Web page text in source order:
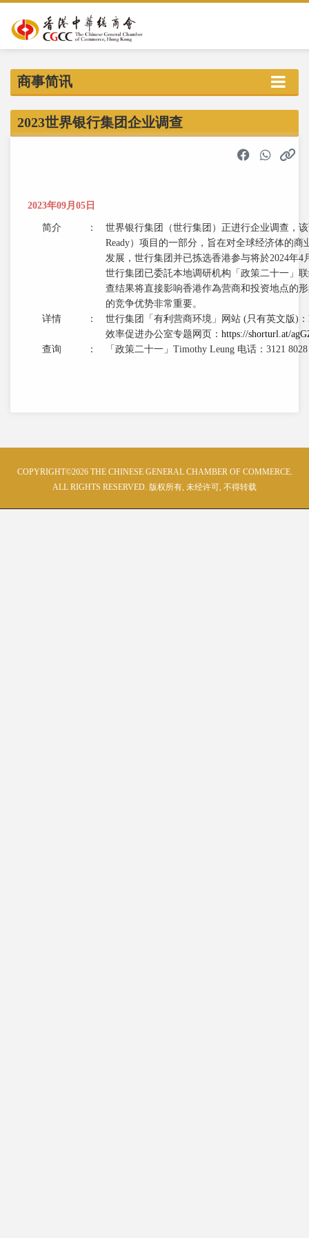
商事简讯
2023世界银行集团企业调查
2023年09月05日
简介 ：
世界银行集团（世行集团）正进行企业调查，
Ready）项目的一部分，旨在对全球经济体的
发展，世行集团并已拣选香港参与将於2024年4
世行集团已委託本地调研机构「政策二十一」
查结果将直接影响香港作為营商和投资地点的
的竞争优势非常重要。
详情
： 世行集团「有利营商环境」网站 (只有英文版)：
效率促进办公室专题网页： https://shorturl.at/
查询
： 「政策二十一」Timothy Leung 电话：3121
COPYRIGHT©2026 THE CHINESE GENERAL CHAMBER OF COMMERCE.
ALL RIGHTS RESERVED. 版权所有, 未经许可, 不得转载